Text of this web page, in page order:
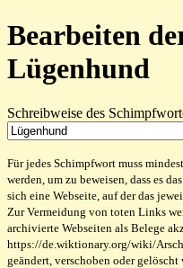
Bearbeiten
Lügenhund
Schreibweise des
Für jedes Schimpfwort muss
werden, um zu beweisen, dass es
sich eine Webseite, auf der das
Zur Vermeidung von toten Links
archivierte Webseiten als Belege
https://de.wiktionary.org/wiki/
geändert, verschoben oder